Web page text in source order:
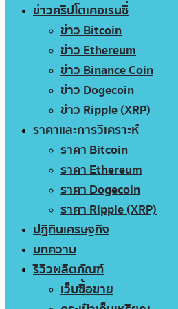
ข่าวคริปโตเคอเรนซี่
ข่าว Bitcoin
ข่าว Ethereum
ข่าว Binance Coin
ข่าว Dogecoin
ข่าว Ripple (XRP)
ราคาและการวิเคราะห์
ราคา Bitcoin
ราคา Ethereum
ราคา Dogecoin
ราคา Ripple (XRP)
ปฏิทินเศรษฐกิจ
บทความ
รีวิวผลิตภัณฑ์
เว็บซื้อขาย